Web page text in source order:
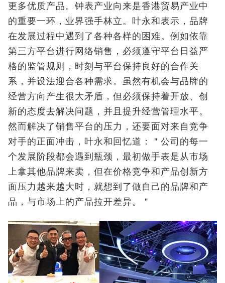
更多优质产品。钟表产业向来是香港贸易产业中
的重要一环，业界强手林立。叶永和表示，品牌
在发展过程中遇到了各种各样的困难。例如依靠
第三方平台进行网络销售，必须遵守平台日益严
格的监管规则，时刻与平台保持良好的合作关
系，并设法迎合各种需求。虽然有机会与品牌的
经营方向产生很大矛盾，但必须保持着开放、创
新的态度去解决问题，并且提升经营管理水平。
然而解决了销售平台的压力，还要面对来自竞争
对手的正面冲击，叶永和回忆道：＂公司的每一
个发展阶段都会遇到瓶颈，最初做手表是从市场
上拿其他品牌来卖，但在价格竞争和产品创新方
面压力越来越大时，就想到了做自己的品牌和产
品，与市场上的产品拉开差异。＂